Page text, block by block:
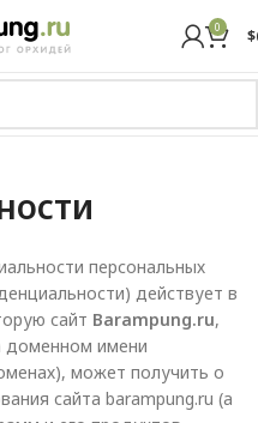
0 $
персональных
действует в
сайт Barampung.ru,
доменном имени
может получить о
сайта barampung.ru (а